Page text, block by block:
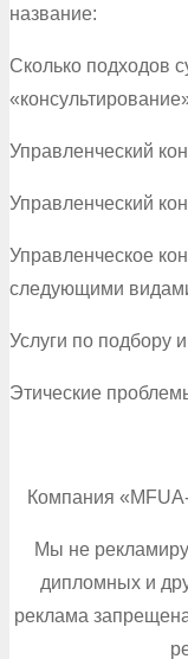
название:
Сколько подходов
Управленческий
Управленческий
Управленческое
следующими
Услуги по подбору
Этические
Компания
Мы не
дипломных и
реклама